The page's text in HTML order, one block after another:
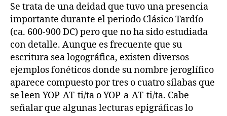
Se trata de una deidad que tuvo una presencia
importante durante el periodo Clásico Tardío
(ca. 600-900 DC) pero que no ha sido estudiada
con detalle. Aunque es frecuente que su
escritura sea logográfica, existen diversos
ejemplos fonéticos donde su nombre jeroglífico
aparece compuesto por tres o cuatro sílabas que
se leen YOP-AT-ti/ta o YOP-a-AT-ti/ta. Cabe
señalar que algunas lecturas epigráficas lo